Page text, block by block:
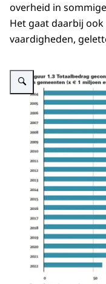
overheid in
Het gaat daarbij
vaardigheden,
Vergroot afbeelding Figuur